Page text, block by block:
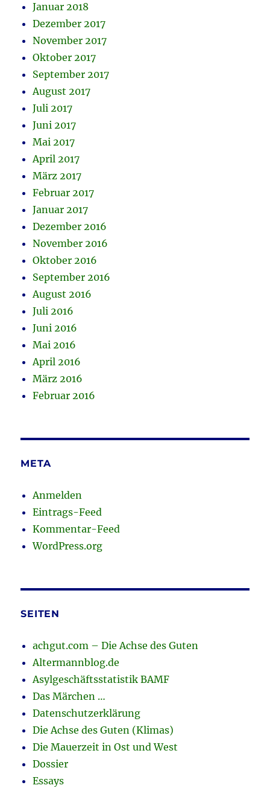
Januar 2018
Dezember 2017
November 2017
Oktober 2017
September 2017
August 2017
Juli 2017
Juni 2017
Mai 2017
April 2017
März 2017
Februar 2017
Januar 2017
Dezember 2016
November 2016
Oktober 2016
September 2016
August 2016
Juli 2016
Juni 2016
Mai 2016
April 2016
März 2016
Februar 2016
META
Anmelden
Eintrags-Feed
Kommentar-Feed
WordPress.org
SEITEN
achgut.com – Die Achse des Guten
Altermannblog.de
Asylgeschäftsstatistik BAMF
Das Märchen …
Datenschutzerklärung
Die Achse des Guten (Klimas)
Die Mauerzeit in Ost und West
Dossier
Essays